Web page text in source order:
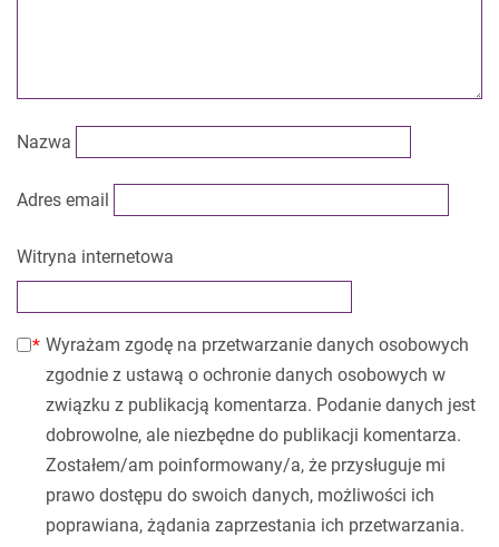
Nazwa
Adres email
Witryna internetowa
Wyrażam zgodę na przetwarzanie danych osobowych
zgodnie z ustawą o ochronie danych osobowych w
związku z publikacją komentarza. Podanie danych jest
dobrowolne, ale niezbędne do publikacji komentarza.
Zostałem/am poinformowany/a, że przysługuje mi
prawo dostępu do swoich danych, możliwości ich
poprawiana, żądania zaprzestania ich przetwarzania.